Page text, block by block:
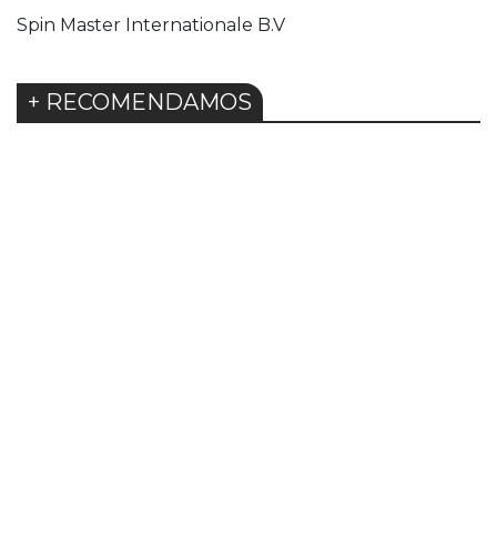
Spin Master Internationale B.V
+ RECOMENDAMOS